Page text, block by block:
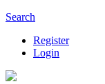
Search
Register
Login